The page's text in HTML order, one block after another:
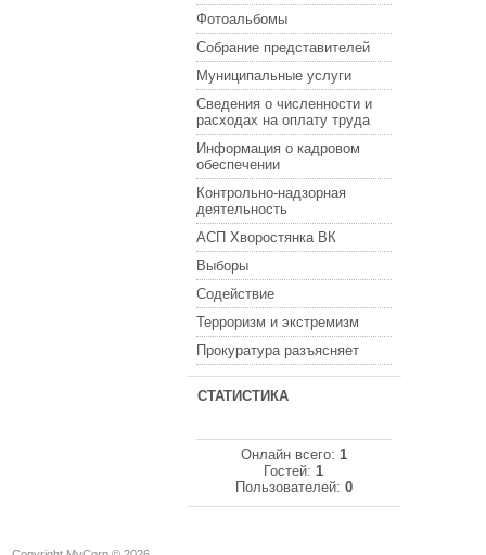
Фотоальбомы
Собрание представителей
Муниципальные услуги
Сведения о численности и
расходах на оплату труда
Информация о кадровом
обеспечении
Контрольно-надзорная
деятельность
АСП Хворостянка ВК
Выборы
Содействие
Терроризм и экстремизм
Прокуратура разъясняет
СТАТИСТИКА
Онлайн всего: 1
Гостей:1
Пользователей: 0